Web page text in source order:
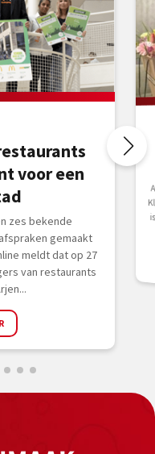
voor een
zes bekende
gemaakt
meldt dat op 27
van restaurants